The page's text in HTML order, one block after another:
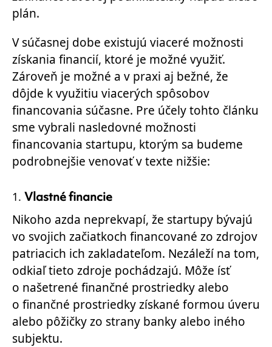
plán.
V súčasnej dobe existujú viaceré možnosti
získania financií, ktoré je možné využiť.
Zároveň je možné a v praxi aj bežné, že
dôjde k využitiu viacerých spôsobov
financovania súčasne. Pre účely tohto článku
sme vybrali nasledovné možnosti
financovania startupu, ktorým sa budeme
podrobnejšie venovať v texte nižšie:
Vlastné financie
Nikoho azda neprekvapí, že startupy bývajú
vo svojich začiatkoch financované zo zdrojov
patriacich ich zakladateľom. Nezáleží na tom,
odkiaľ tieto zdroje pochádzajú. Môže ísť
o našetrené finančné prostriedky alebo
o finančné prostriedky získané formou úveru
alebo pôžičky zo strany banky alebo iného
subjektu.